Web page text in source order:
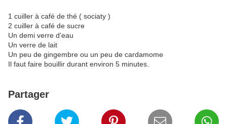
1 cuiller à café de thé ( sociaty )
2 cuiller à café de sucre
Un demi verre d'eau
Un verre de lait
Un peu de gingembre ou un peu de cardamome
Il faut faire bouillir durant environ 5 minutes.
Partager